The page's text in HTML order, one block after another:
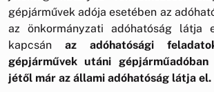
gépjárművek adója esetében az
az önkormányzati adóhatóság látja
kapcsán az adóhatósági
gépjárművek utáni
jétől már az állami adóhatóság látja el.